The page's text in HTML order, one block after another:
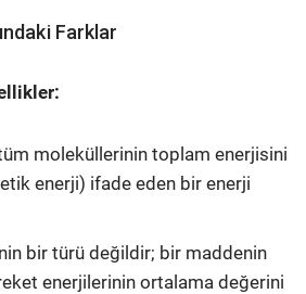
Farklar
moleküllerinin toplam enerjisini
enerji) ifade eden bir enerji
bir türü değildir; bir maddenin
enerjilerinin ortalama değerini